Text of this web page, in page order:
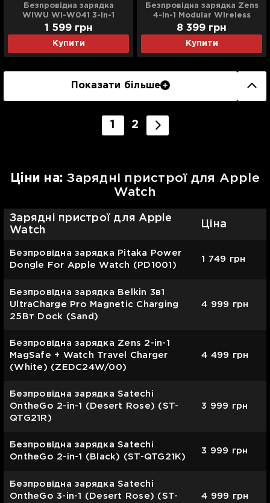
Безпровідна зарядка
WiWU Wi-W041 3-in-1
Magnetic Wireless Charger
(Black)
Купити
1 599 грн
Безпровідна зарядка Zens
4-in-1 Modular Wireless
Charger with iPad Charging
Stand (ZEAPM03/00)
(Black)
Купити
8 399 грн
Показати більше
1 2
Цiни на:Зарядні пристрої для Apple
Watch
Зарядні пристрої для Apple
Watch
Ціна
Безпровідна зарядка Pitaka Power
Dongle For Apple Watch (PD1001)
1 749 грн
Безпровідна зарядка Belkin 3в1
UltraCharge Pro Magnetic Charging
25Вт Dock (Sand)
4 999 грн
Безпровідна зарядка Zens 2-in-1
MagSafe + Watch Travel Charger
(White) (ZEDC24W/00)
4 499 грн
Безпровідна зарядка Satechi
OntheGo 2-in-1 (Desert Rose) (ST-
QTG21R)
3 999 грн
Безпровідна зарядка Satechi
OntheGo 2-in-1 (Black) (ST-QTG21K)
3 999 грн
Безпровідна зарядка Satechi
OntheGo 3-in-1 (Desert Rose) (ST-
4 999 грн